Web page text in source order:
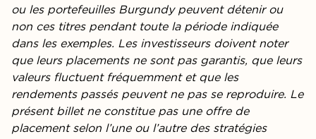
ou les portefeuilles Burgundy peuvent détenir ou
non ces titres pendant toute la période indiquée
dans les exemples. Les investisseurs doivent noter
que leurs placements ne sont pas garantis, que leurs
valeurs fluctuent fréquemment et que les
rendements passés peuvent ne pas se reproduire. Le
présent billet ne constitue pas une offre de
placement selon l’une ou l’autre des stratégies